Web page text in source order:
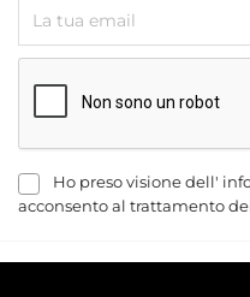
Ho preso visione dell'
acconsento al trattamento